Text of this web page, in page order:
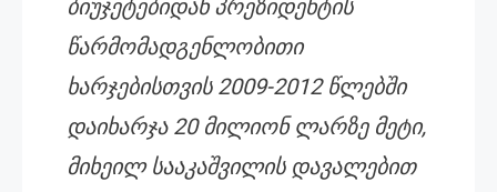
ბიუჯეტებიდან პრეზიდენტის
წარმომადგენლობითი
ხარჯებისთვის 2009-2012 წლებში
დაიხარჯა 20 მილიონ ლარზე მეტი,
მიხეილ სააკაშვილის დავალებით